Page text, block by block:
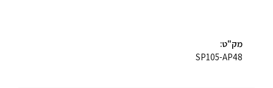
מק"ט:
SP105-AP48